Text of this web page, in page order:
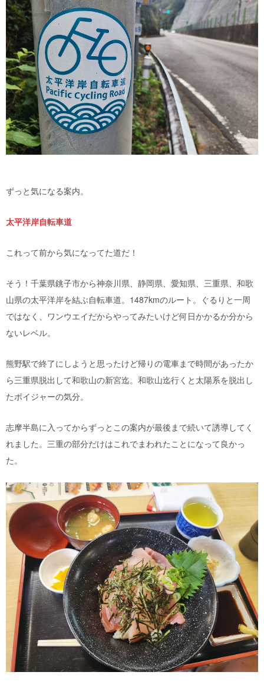
ずっと気になる案内。
太平洋岸自転車道
これって前から気になってた道だ！
そう！千葉県銚子市から神奈川県、静岡県、愛知県、三重県、和歌
山県の太平洋岸を結ぶ自転車道。1487kmのルート。ぐるりと一周
ではなく、ワンウエイだからやってみたいけど何日かかるか分から
ないレベル。
熊野駅で終了にしようと思ったけど帰りの電車まで時間があったか
ら三重県脱出して和歌山の新宮迄。和歌山迄行くと太陽系を脱出し
たボイジャーの気分。
志摩半島に入ってからずっとこの案内が最後まで続いて誘導してく
れました。三重の部分だけはこれでまわれたことになって良かっ
た。